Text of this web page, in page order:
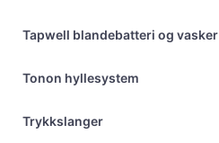
Tapwell blandebatteri og vasker
Tonon hyllesystem
Trykkslanger